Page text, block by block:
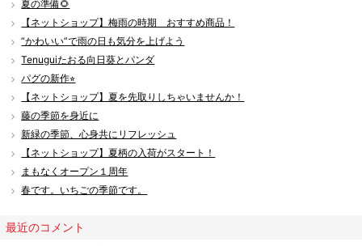
夏の準備🌻
【ネットショップ】梅雨の時期 おすすめ商品！
“かわいい”で雨の日も気分を上げよう
Tenuguiたおる向日葵とパンダ
パグの新作⭐︎
【ネットショップ】夏を先取りしちゃいませんか！
藤の季節を身近に
新緑の季節、心身共にリフレッシュ
【ネットショップ】夏柄の入荷がスタート！
まもなくオープン１周年
春です。いちごの季節です。
最近のコメント